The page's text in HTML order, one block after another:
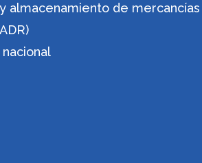
almacenamiento de mercancías